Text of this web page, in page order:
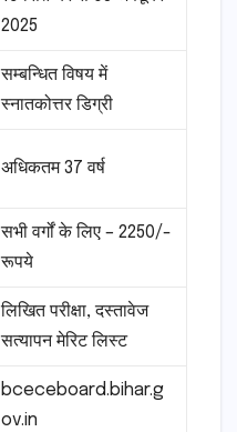
2025
सम्बन्धित विषय में
स्नातकोत्तर डिग्री
अधिकतम 37 वर्ष
सभी वर्गों के लिए – 2250/-
रूपये
लिखित परीक्षा, दस्तावेज
सत्यापन मेरिट लिस्ट
bceceboard.bihar.g
ov.in